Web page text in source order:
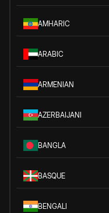
AMHARIC
ARABIC
ARMENIAN
AZERBAIJANI
BANGLA
BASQUE
BENGALI